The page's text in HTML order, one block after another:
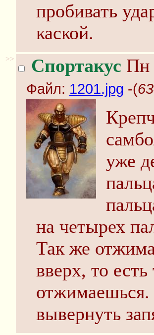
пробивать
каской.
>> Спортакус Пн
Файл: 1201.jpg -(
уже
на четырех
Так же
вверх, то
отжимаешься.
вывернуть